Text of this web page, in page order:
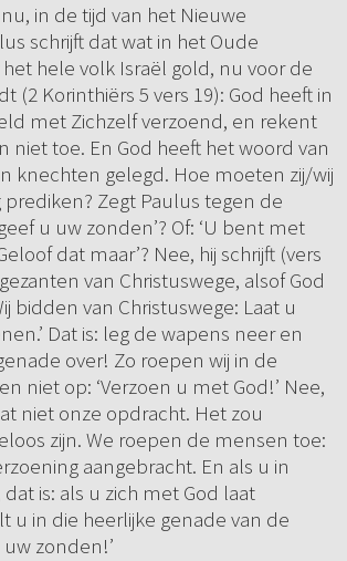
in de tijd van het Nieuwe
schrijft dat wat in het Oude
hele volk Israël gold, nu voor de
(2 Korinthiërs 5 vers 19): God heeft in
met Zichzelf verzoend, en rekent
niet toe. En God heeft het woord van
knechten gelegd. Hoe moeten zij/wij
prediken? Zegt Paulus tegen de
u uw zonden’? Of: ‘U bent met
dat maar’? Nee, hij schrijft (vers
van Christuswege, alsof God
bidden van Christuswege: Laat u
Dat is: leg de wapens neer en
over! Zo roepen wij in de
niet op: ‘Verzoen u met God!’ Nee,
niet onze opdracht. Het zou
zijn. We roepen de mensen toe:
aangebracht. En als u in
is: als u zich met God laat
u in die heerlijke genade van de
zonden!’